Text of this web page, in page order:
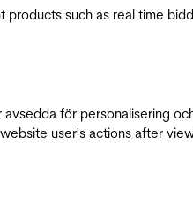
such as real time
för personalisering
user's actions after